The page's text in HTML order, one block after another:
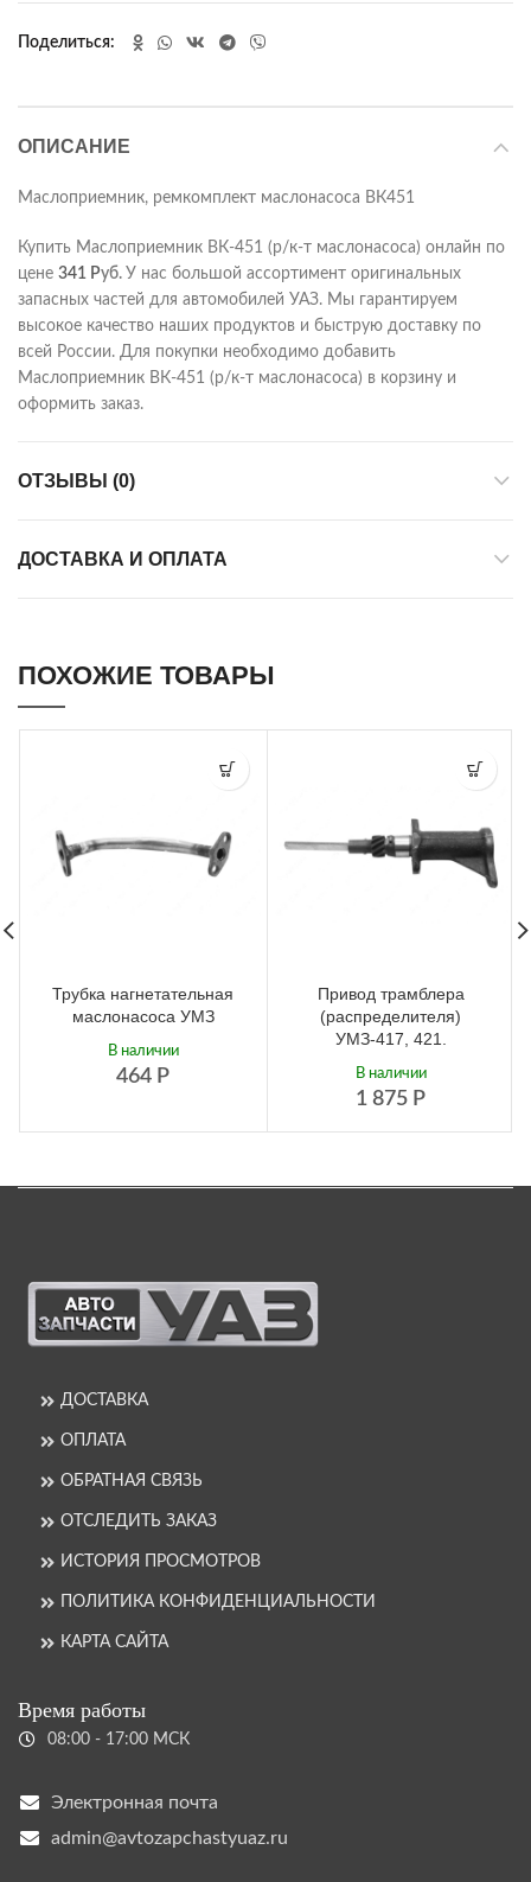
Поделиться
ОПИСАНИЕ
Маслоприемник, ремкомплект маслонасоса ВК451
Купить Маслоприемник ВК-451 (р/к-т маслонасоса) онлайн по
цене 341 Руб. У нас большой ассортимент оригинальных
запасных частей для автомобилей УАЗ. Мы гарантируем
высокое качество наших продуктов и быструю доставку по
всей России. Для покупки необходимо добавить
Маслоприемник ВК-451 (р/к-т маслонасоса) в корзину и
оформить заказ.
ОТЗЫВЫ (0)
ДОСТАВКА И ОПЛАТА
ПОХОЖИЕ ТОВАРЫ
Трубка нагнетательная
маслонасоса УМЗ
464 Р
В наличии
Привод трамблера
(распределителя)
УМЗ-417, 421.
1 875 Р
В наличии
ДОСТАВКА
ОПЛАТА
ОБРАТНАЯ СВЯЗЬ
ОТСЛЕДИТЬ ЗАКАЗ
ИСТОРИЯ ПРОСМОТРОВ
ПОЛИТИКА КОНФИДЕНЦИАЛЬНОСТИ
КАРТА САЙТА
Время работы
08:00 - 17:00 МСК
Электронная почта
admin@avtozapchastyuaz.ru